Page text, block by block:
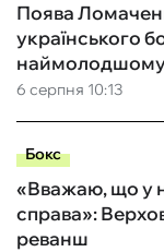
6 серпня 10:13
Поява
українського
наймолодшому
Бокс
«Вважаю, що у
справа»:
реванш